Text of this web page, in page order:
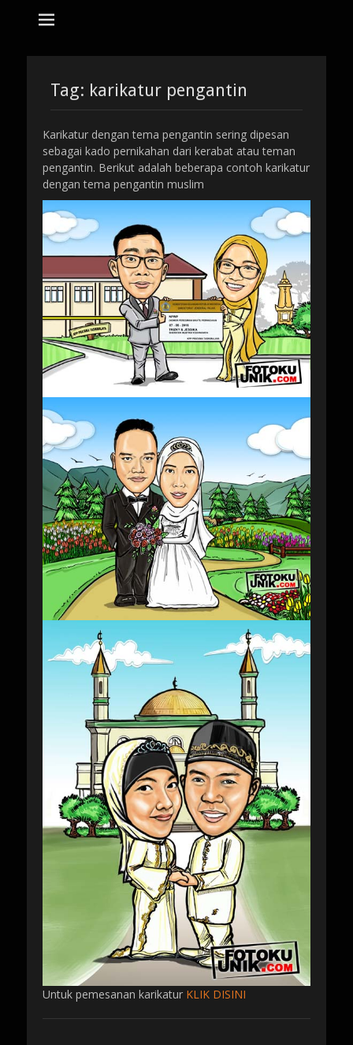
Tag: karikatur pengantin
Karikatur dengan tema pengantin sering dipesan
sebagai kado pernikahan dari kerabat atau teman
pengantin. Berikut adalah beberapa contoh karikatur
dengan tema pengantin muslim
Untuk pemesanan karikatur KLIK DISINI